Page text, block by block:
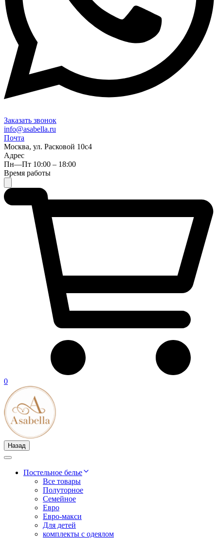
Заказать звонок
info@asabella.ru
Почта
Москва, ул. Расковой 10с4
Адрес
Пн—Пт 10:00 – 18:00
Время работы
0
Назад
Постельное белье
Все товары
Полуторное
Семейное
Евро
Евро-макси
Для детей
комплекты с одеялом